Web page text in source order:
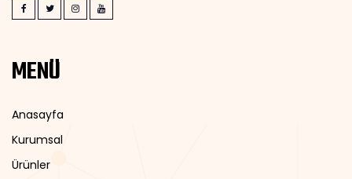
MENÜ
Anasayfa
Kurumsal
Ürünler